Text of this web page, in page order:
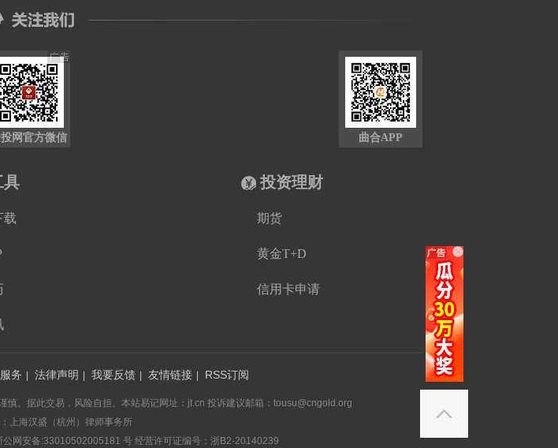
网官方微信 曲合APP
具
载
投资理财
期货
黄金T+D
信用卡申请
务 法律声明 我要反馈 友情链接 RSS订阅
。据此交易，风险自担。本站易记网址：jt.cn 投诉建议邮箱：tousu@cngold.org
上海汉盛（杭州）律师事务所
公网安备:33010502005181 号经营许可证编号：浙B2-20140239